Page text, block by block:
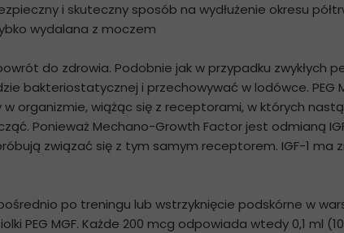
i skuteczny sposób na wydłużenie okresu
wydalana z moczem
do zdrowia. Podobnie jak w przypadku zwykłych
bakteriostatycznej i przechowywać w lodówce. PEG
organizmie, wiążąc się z receptorami, w których
Ponieważ Mechano-Growth Factor jest odmianą
związać się z tym samym receptorem. IGF-1 ma
po treningu lub wstrzyknięcie podskórne w
PEG MGF. Każde 200 mcg odpowiada wtedy 0,1 ml (10